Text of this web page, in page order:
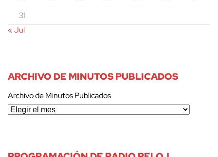
31
« Jul
ARCHIVO DE MINUTOS PUBLICADOS
Archivo de Minutos Publicados